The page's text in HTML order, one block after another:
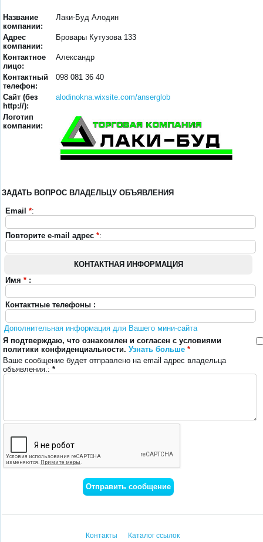
Название
компании:
Лаки-Буд Алодин
Адрес
компании:
Бровары Кутузова 133
Контактное
лицо:
Александр
Контактный
телефон:
098 081 36 40
Сайт (без
http://):
alodinokna.wixsite.com/anserglob
Логотип
компании:
ЗАДАТЬ ВОПРОС ВЛАДЕЛЬЦУ ОБЪЯВЛЕНИЯ
Email *:
Повторите e-mail адрес *:
КОНТАКТНАЯ ИНФОРМАЦИЯ
Имя * :
Контактные телефоны :
Дополнительная информация для Вашего мини-сайта
Я подтверждаю, что ознакомлен и согласен с условиями
политики конфиденциальности. Узнать больше *
Ваше сообщение будет отправлено на email адрес владельца
объявления.: *
Контакты Каталог ссылок